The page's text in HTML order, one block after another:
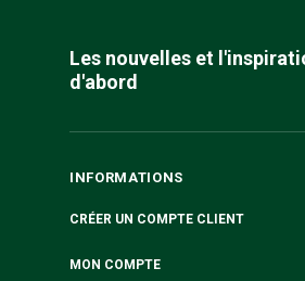
Les nouvelles et
d'abord
INFORMATIONS
CRÉER UN COMPTE CLIENT
MON COMPTE